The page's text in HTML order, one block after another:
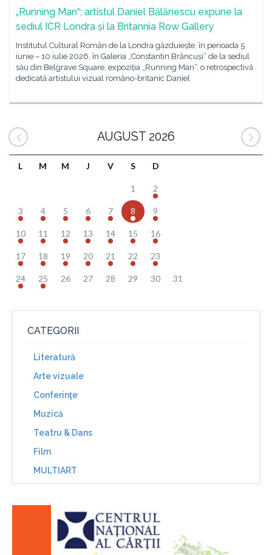
„Running Man“: artistul Daniel Bălănescu expune la
sediul ICR Londra și la Britannia Row Gallery
Institutul Cultural Român de la Londra găzduiește, în perioada 5
iunie – 10 iulie 2026, în Galeria „Constantin Brâncuși” de la sediul
său din Belgrave Square, expoziția „Running Man“, o retrospectivă
dedicată artistului vizual româno-britanic Daniel
AUGUST 2026
L M M J V S D
1 2
3 4 5 6 7 8 9
10 11 12 13 14 15 16
17 18 19 20 21 22 23
24 25 26 27 28 29 30 31
CATEGORII
Literatură
Arte vizuale
Conferinţe
Muzică
Teatru & Dans
Film
MULTIART